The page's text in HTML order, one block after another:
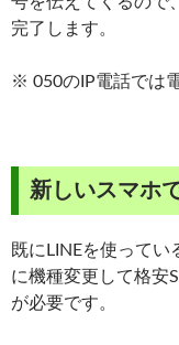
完了します。
※ 050のIP電話では
新しいスマホ
既にLINEを使って
に機種変更して格安
が必要です。